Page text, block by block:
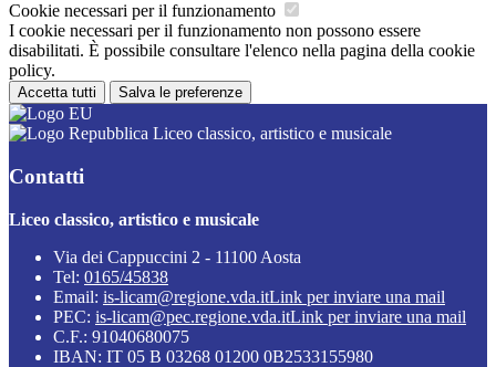
Cookie necessari per il funzionamento
I cookie necessari per il funzionamento non possono essere
disabilitati. È possibile consultare l'elenco nella pagina della cookie
policy.
Accetta tutti Salva le preferenze
Liceo classico, artistico e musicale
Contatti
Liceo classico, artistico e musicale
Via dei Cappuccini 2 - 11100 Aosta
Tel: 0165/45838
Email: is-licam@regione.vda.itLink per inviare una mail
PEC: is-licam@pec.regione.vda.itLink per inviare una mail
C.F.: 91040680075
IBAN: IT 05 B 03268 01200 0B2533155980